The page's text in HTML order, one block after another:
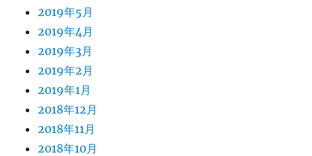
2019年5月
2019年4月
2019年3月
2019年2月
2019年1月
2018年12月
2018年11月
2018年10月